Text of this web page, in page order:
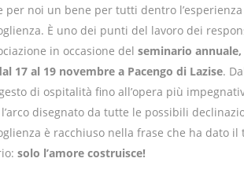
per noi un bene per tutti dentro l’esperienza
È uno dei punti del lavoro dei
in occasione del seminario annuale,
17 al 19 novembre a Pacengo di Lazise.
di ospitalità fino all’opera più
disegnato da tutte le possibili
è racchiuso nella frase che ha dato il
solo l’amore costruisce!